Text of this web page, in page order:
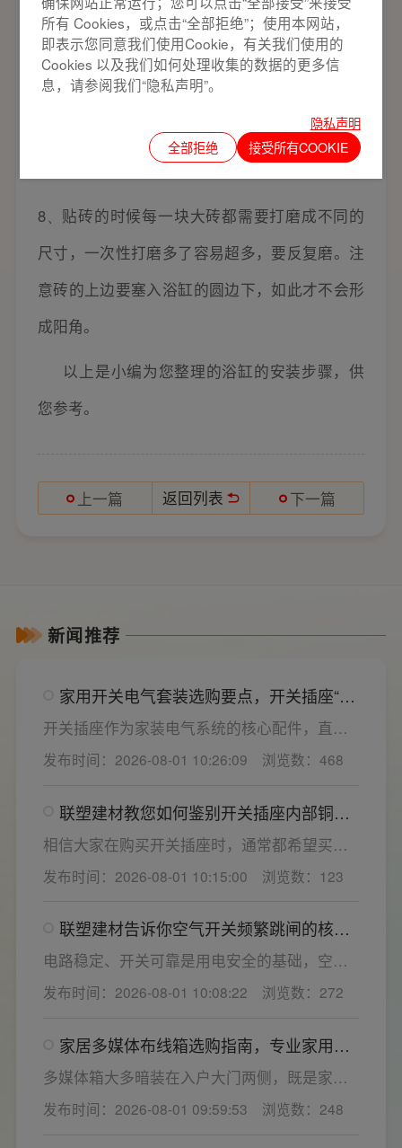
洞，并按尺寸截取一个口，按尺寸的截取做一个
防水、防腐处理的木板(厚度约为40毫米)，将按
计算得出的砖数与排列用建筑使用胶把砖贴在木
板上。在砖的边缘抹上密封胶，镶在箱体上。这
8、 贴砖的时候每一块大砖都需要打磨成不同的
尺寸，一次性打磨多了容易超多，要反复磨。注
意砖的上边要塞入浴缸的圆边下，如此才不会形
成阳角。
以上是小编为您整理的浴缸的安装步骤，供
您参考。
上一篇 返回列表 下一篇
新闻推荐
家用开关电气套装选购要点，开关插座“七
看”甄选技巧
开关插座作为家装电气系统的核心配件，直接
决定居家用电的安全性与实用性，选材好坏影
响着长期居住体验。想要一站式搞定全屋电气
关键。联塑建材总结专业选购“七看”技巧，帮大
家精准避坑，挑选安全耐用的开关插座产品。
发布时间：2026-08-01 10:26:09 浏览数：468
联塑建材教您如何鉴别开关插座内部铜片
质量
相信大家在购买开关插座时，通常都希望买到
一款寿命长，质量好的产品，那么对于开关插
座而言，其里面的铜片好坏就直接决定了它的
越长越好(因为铜片长度决定了插座距离的大
小，插孔间距越宽二三插同时插入越方便)。
发布时间：2026-08-01 10:15:00 浏览数：123
联塑建材告诉你空气开关频繁跳闸的核心
原因与技术对策
电路稳定、开关可靠是用电安全的基础，空开
频繁跳闸大多源于电压波动、配件适配性不足
或防护结构设计缺陷。联塑建材依托成熟的电
电气套装产品，结构设计科学、稳压防护性能
优异，可有效应对电压瞬变、电网波动等场
景，减少无故跳闸、误跳闸等故障问题。
发布时间：2026-08-01 10:08:22 浏览数：272
家居多媒体布线箱选购指南，专业家用开
关电气套装厂家为您详解
多媒体箱大多暗装在入户大门两侧，既是家居
弱电线路的集中收纳载体，也会影响墙面整体
装修美观度，外观颜值、内部空间、模块化功
发布时间：2026-08-01 09:59:53 浏览数：248
所有 Cookies，或点击“全部拒绝”；使用本网站，
即表示您同意我们使用Cookie，有关我们使用的
Cookies 以及我们如何处理收集的数据的更多信
息，请参阅我们“隐私声明”。
隐私声明
全部拒绝
接受所有COOKIE